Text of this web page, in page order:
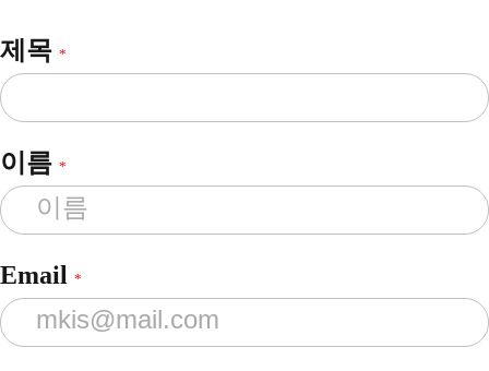
제목 *
이름 *
Email *